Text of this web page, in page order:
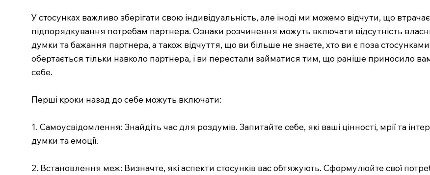
У стосунках важливо зберігати свою індивідуальність, але іноді ми можемо відчути, що
підпорядкування потребам партнера. Ознаки розчинення можуть включати відсутність
думки та бажання партнера, а також відчуття, що ви більше не знаєте, хто ви є поза
обертається тільки навколо партнера, і ви перестали займатися тим, що раніше приносило
себе.
Перші кроки назад до себе можуть включати:
1. Самоусвідомлення: Знайдіть час для роздумів. Запитайте себе, які ваші цінності, мрії та
думки та емоції.
2. Встановлення меж: Визначте, які аспекти стосунків вас обтяжують. Сформулюйте свої